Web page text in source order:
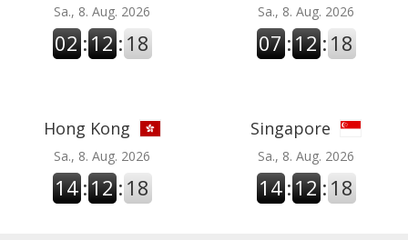
Sa., 8. Aug. 2026
02 :12 : 19
Sa., 8. Aug. 2026
07 :12 : 19
Hong Kong
Sa., 8. Aug. 2026
14 :12 : 19
Singapore
Sa., 8. Aug. 2026
14 :12 : 19